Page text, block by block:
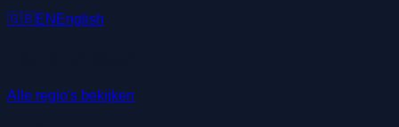
🇬🇧EN English
Alle regio's bekijken